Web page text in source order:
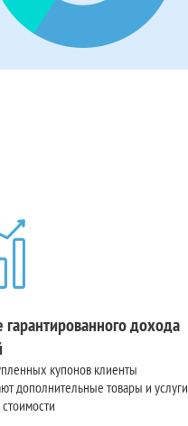
дохода
купонов клиенты
дополнительные товары и услуги